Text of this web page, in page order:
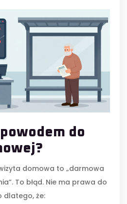
do
domowa to „darmowa
To błąd. Nie ma prawa do
dlatego, że: